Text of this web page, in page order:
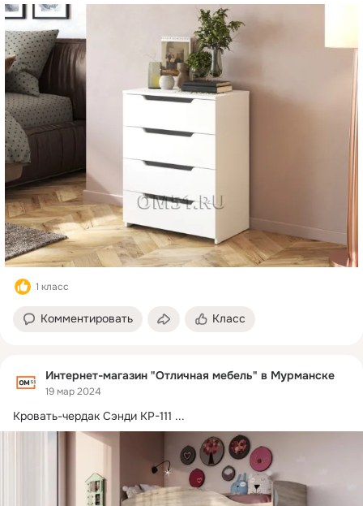
1 класс
Комментировать Класс
Интернет-магазин "Отличная мебель" в Мурманске
19 мар 2024
Кровать-чердак Сэнди КР-111 ...